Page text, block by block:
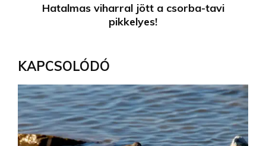
Hatalmas viharral jött a csorba-tavi
pikkelyes!
KAPCSOLÓDÓ